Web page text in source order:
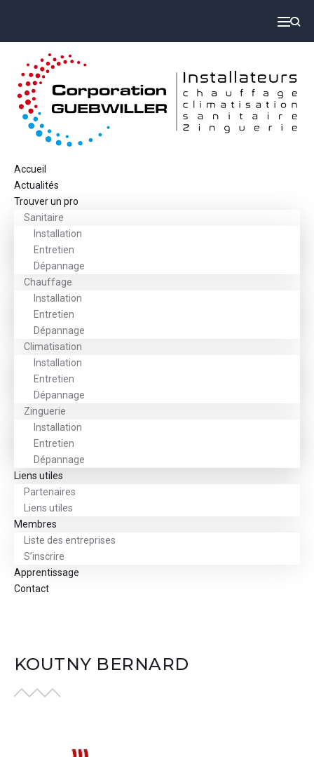
Accueil
Actualités
Trouver un pro
Sanitaire
Installation
Entretien
Dépannage
Chauffage
Installation
Entretien
Dépannage
Climatisation
Installation
Entretien
Dépannage
Zinguerie
Installation
Entretien
Dépannage
Liens utiles
Partenaires
Liens utiles
Membres
Liste des entreprises
S’inscrire
Apprentissage
Contact
KOUTNY BERNARD